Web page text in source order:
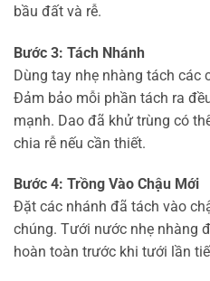
bầu đất và rễ.
Bước 3: Tách Nhánh
Dùng tay nhẹ nhàng tách các
Đảm bảo mỗi phần tách ra
mạnh. Dao đã khử trùng có
chia rễ nếu cần thiết.
Bước 4: Trồng Vào Chậu Mới
Đặt các nhánh đã tách vào
chúng. Tưới nước nhẹ nhàng
hoàn toàn trước khi tưới lần